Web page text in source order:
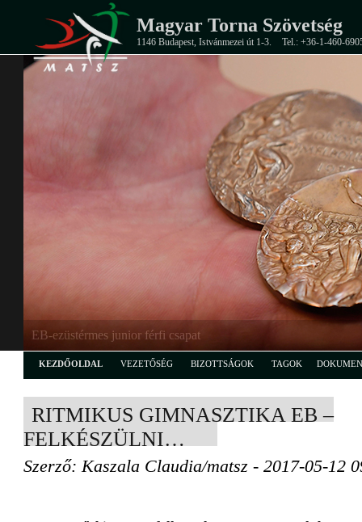
Magyar Torna Szövetség
1146 Budapest, Istvánmezei út 1-3. Tel.: +36-1-460-
EB-ezüstérmes junior férfi csapat
KEZDŐOLDAL VEZETŐSÉG BIZOTTSÁGOK TAGOK
RITMIKUS GIMNASZTIKA EB –
FELKÉSZÜLNI…
Szerző: Kaszala Claudia/matsz - 2017-05-12